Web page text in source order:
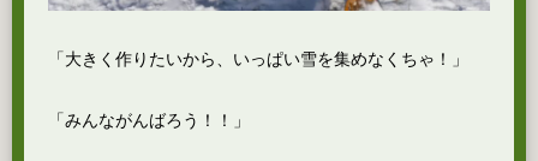
「大きく作りたいから、いっぱい雪を集めなくちゃ！」
「みんながんばろう！！」